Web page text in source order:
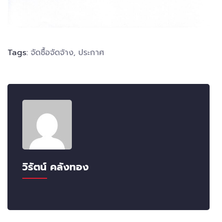
Tags: จัดซื้อจัดจ้าง, ประกาศ
วิรัตน์ คลังทอง